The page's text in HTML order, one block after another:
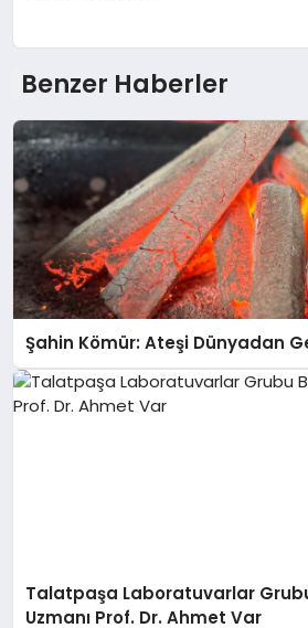
Benzer Haberler
Şahin Kömür: Ateşi Dünyadan
Talatpaşa Laboratuvarlar
Uzmanı Prof. Dr. Ahmet Var